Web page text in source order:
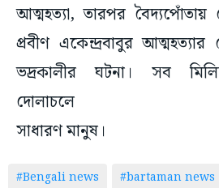
আত্মহত্যা, তারপর বৈদ্যপোঁতায়
প্রবীণ একেন্দ্রবাবুর আত্মহত্যার
ভদ্রকালীর ঘটনা। সব
দোলাচলে
সাধারণ মানুষ।
#Bengali news #bartaman news